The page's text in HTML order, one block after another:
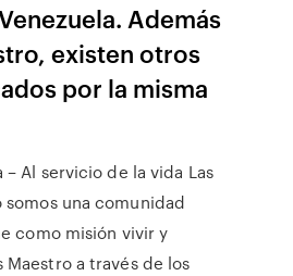
Además
existen otros
por la misma
– Al servicio de la vida Las
somos una comunidad
como misión vivir y
Maestro a través de los